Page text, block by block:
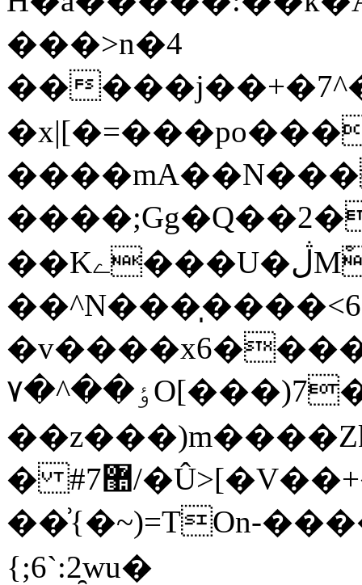
���>n�4
��
��Kے���U�ڷMْ%�d���A_>�{����²��Y~>j��oJ��T̫�}
��^N���̩����<6׮`u�L�ڽ*�CXWJ�ֶ��
۷�^��ٶO[���)7���uG]�u!�(/퇷
� #7޺/�Û>[�V��+�b ,����-
��͗{�~)=TOn-
{;6`: 2̯wu�